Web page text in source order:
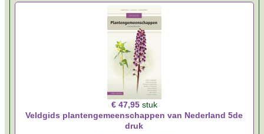
€ 47,95 stuk
Veldgids plantengemeenschappen van Nederland 5de
druk